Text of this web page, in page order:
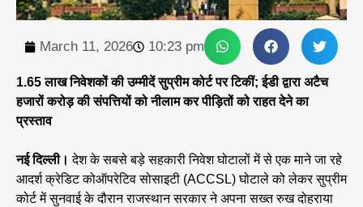
March 11, 2026 10:23 pm
1.65 लाख निवेशकों की उम्मीदें सुप्रीम कोर्ट पर टिकीं; ईडी द्वारा अटैच
हजारों करोड़ की संपत्तियों को नीलाम कर पीड़ितों को राहत देने का
प्रस्ताव
नई दिल्ली।देश के सबसे बड़े सहकारी निवेश घोटालों में से एक माने जा रहे
आदर्श क्रेडिट कोऑपरेटिव सोसाइटी (ACCSL) घोटाले को लेकर सुप्रीम
कोर्ट में सुनवाई के दौरान राजस्थान सरकार ने अपना सख्त रुख दोहराया